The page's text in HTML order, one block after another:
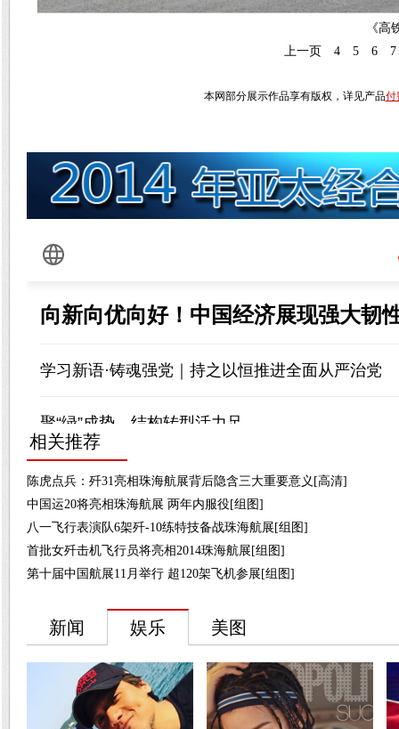
《高
上一页
4 5 6 7
本网部分展示作品享有版权，详见产品付
相关推荐
陈虎点兵：歼31亮相珠海航展背后隐含三大重要意义[高清]
中国运20将亮相珠海航展 两年内服役[组图]
八一飞行表演队6架歼-10练特技备战珠海航展[组图]
首批女歼击机飞行员将亮相2014珠海航展[组图]
第十届中国航展11月举行 超120架飞机参展[组图]